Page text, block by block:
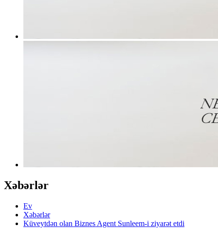
Xəbərlər
Ev
Xəbərlər
Küveytdən olan Biznes Agent Sunleem-i ziyarət etdi